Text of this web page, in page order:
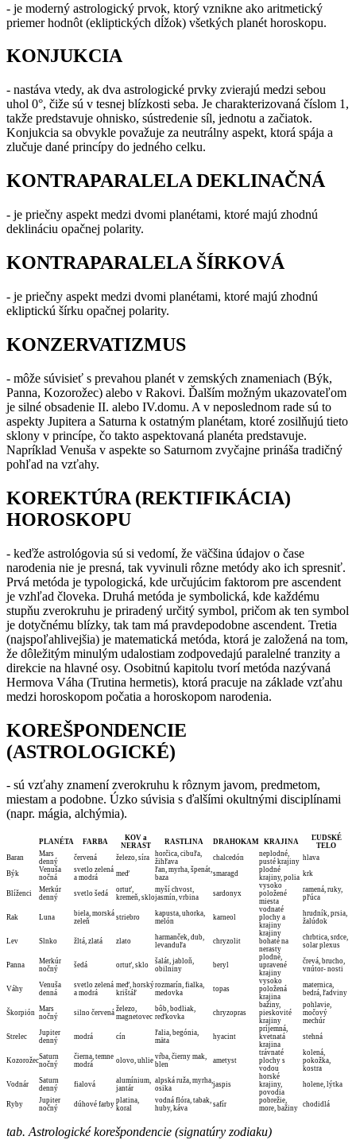
- je moderný astrologický prvok, ktorý vznikne ako aritmetický
priemer hodnôt (ekliptických dĺžok) všetkých planét horoskopu.
KONJUKCIA
- nastáva vtedy, ak dva astrologické prvky zvierajú medzi sebou
uhol 0°, čiže sú v tesnej blízkosti seba. Je charakterizovaná číslom 1,
takže predstavuje ohnisko, sústredenie síl, jednotu a začiatok.
Konjukcia sa obvykle považuje za neutrálny aspekt, ktorá spája a
zlučuje dané princípy do jedného celku.
KONTRAPARALELA DEKLINAČNÁ
- je priečny aspekt medzi dvomi planétami, ktoré majú zhodnú
deklináciu opačnej polarity.
KONTRAPARALELA ŠÍRKOVÁ
- je priečny aspekt medzi dvomi planétami, ktoré majú zhodnú
ekliptickú šírku opačnej polarity.
KONZERVATIZMUS
- môže súvisieť s prevahou planét v zemských znameniach (Býk,
Panna, Kozorožec) alebo v Rakovi. Ďalším možným ukazovateľom
je silné obsadenie II. alebo IV.domu. A v neposlednom rade sú to
aspekty Jupitera a Saturna k ostatným planétam, ktoré zosilňujú tieto
sklony v princípe, čo takto aspektovaná planéta predstavuje.
Napríklad Venuša v aspekte so Saturnom zvyčajne prináša tradičný
pohľad na vzťahy.
KOREKTÚRA (REKTIFIKÁCIA)
HOROSKOPU
- keďže astrológovia sú si vedomí, že väčšina údajov o čase
narodenia nie je presná, tak vyvinuli rôzne metódy ako ich spresniť.
Prvá metóda je typologická, kde určujúcim faktorom pre ascendent
je vzhľad človeka. Druhá metóda je symbolická, kde každému
stupňu zverokruhu je priradený určitý symbol, pričom ak ten symbol
je dotyčnému blízky, tak tam má pravdepodobne ascendent. Tretia
(najspoľahlivejšia) je matematická metóda, ktorá je založená na tom,
že dôležitým minulým udalostiam zodpovedajú paralelné tranzity a
direkcie na hlavné osy. Osobitnú kapitolu tvorí metóda nazývaná
Hermova Váha (Trutina hermetis), ktorá pracuje na základe vzťahu
medzi horoskopom počatia a horoskopom narodenia.
KOREŠPONDENCIE
(ASTROLOGICKÉ)
- sú vzťahy znamení zverokruhu k rôznym javom, predmetom,
miestam a podobne. Úzko súvisia s ďalšími okultnými disciplínami
(napr. mágia, alchýmia).
PLANÉTA FARBA
KOV a
NERAST
RASTLINA DRAHOKAM KRAJINA
ĽUDSKÉ
TELO
Baran
Mars
denný
červená železo, síra
horčica, cibuľa,
žihľava
chalcedón
neplodné,
pusté krajiny hlava
Býk
Venuša
nočná
svetlo zelená
a modrá
meď
ľan, myrha, špenát,
baza
smaragd
plodné
krajiny, polia krk
Blíženci
Merkúr
denný
svetlo šedá
ortuť,
kremeň, sklo
myší chvost,
jasmín, vrbina
sardonyx
vysoko
položené
miesta
ramená, ruky,
pľúca
Rak Luna
biela, morská
zeleň
striebro
kapusta, uhorka,
melón
karneol
vodnaté
plochy a
krajiny
hrudník, prsia,
žalúdok
Lev Slnko žltá, zlatá zlato
harmanček, dub,
levanduľa
chryzolit
krajiny
bohaté na
nerasty
chrbtica, srdce,
solar plexus
Panna
Merkúr
nočný
šedá ortuť, sklo
šalát, jabloň,
obilniny
beryl
plodné,
upravené
krajiny
črevá, brucho,
vnútor- nosti
Váhy
Venuša
denná
svetlo zelená
a modrá
meď, horský
krištáľ
rozmarín, fialka,
medovka
topas
vysoko
položená
krajina
maternica,
bedrá, ľadviny
Škorpión Mars
nočný
silno červená železo,
magnetovec
bôb, bodliak,
reďkovka
chryzopras
bažiny,
pieskovité
krajiny
pohlavie,
močový
mechúr
Strelec
Jupiter
denný
modrá cín
ľalia, begónia,
mäta
hyacint
príjemná,
kvetnatá
krajina
stehná
KozorožecSaturn
nočný
čierna, temne
modrá
olovo, uhlie vŕba, čierny mak,
blen
ametyst
trávnaté
plochy s
vodou
kolená,
pokožka,
kostra
Vodnár
Saturn
denný
fialová
alumínium,
jantár
alpská ruža, myrha,
osika
jaspis
horské
krajiny,
povodia
holene, lýtka
Ryby
Jupiter
nočný
dúhové farby platina,
koral
vodná flóra, tabak,
huby, káva
safír
pobrežie,
more, bažiny chodidlá
tab. Astrologické korešpondencie (signatúry zodiaku)